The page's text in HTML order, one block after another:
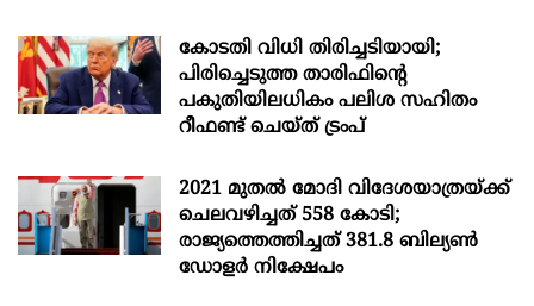
കോടതി വിധി തിരിച്ചടിയായി;
പിരിച്ചെടുത്ത താരിഫിന്‍റെ
പകുതിയിലധികം പലിശ സഹിതം
റീഫണ്ട് ചെയ്ത് ട്രംപ്
2021 മുതൽ മോദി വിദേശയാത്രയ്ക്ക്
ചെലവഴിച്ചത് 558 കോടി;
രാജ്യത്തെത്തിച്ചത് 381.8 ബില്യൺ
ഡോളർ നിക്ഷേപം